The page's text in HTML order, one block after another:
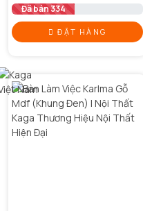
Đã bán 334
ĐẶT HÀNG